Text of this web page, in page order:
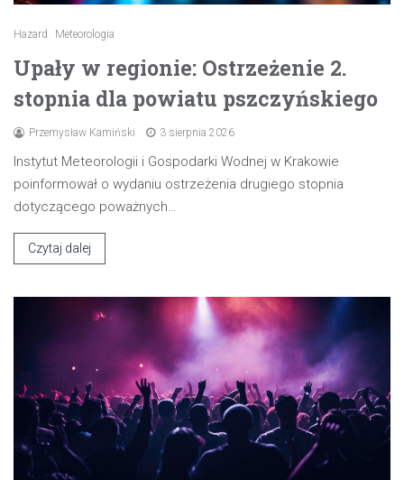
Hazard Meteorologia
Upały w regionie: Ostrzeżenie 2.
stopnia dla powiatu pszczyńskiego
Przemysław Kamiński 3 sierpnia 2026
Instytut Meteorologii i Gospodarki Wodnej w Krakowie
poinformował o wydaniu ostrzeżenia drugiego stopnia
dotyczącego poważnych…
Czytaj dalej